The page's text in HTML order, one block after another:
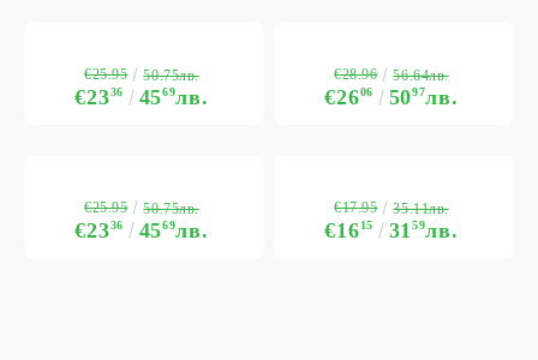
€2336 4569лв.
€25.95 50.75лв.
€2606 5097лв.
€28.96 56.64лв.
€2336 4569лв.
€25.95 50.75лв.
€1615 3159лв.
€17.95 35.11лв.